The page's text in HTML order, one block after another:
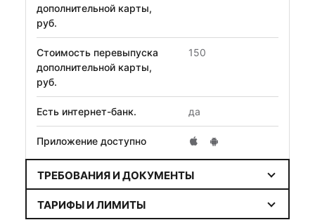
дополнительной карты,
руб.
Стоимость перевыпуска
дополнительной карты,
руб.
150
Есть интернет-банк. да
Приложение доступно
ТРЕБОВАНИЯ И ДОКУМЕНТЫ
ТАРИФЫ И ЛИМИТЫ